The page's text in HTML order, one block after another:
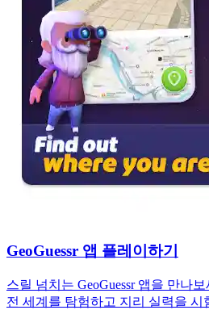
GeoGuessr 앱 플레이하기
스릴 넘치는 GeoGuessr 앱을 만나
전 세계를 탐험하고 지리 실력을 시